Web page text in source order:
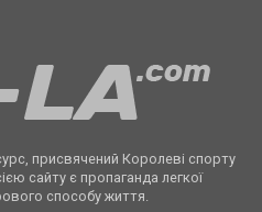
присвячений Королеві спорту
сайту є пропаганда легкої
способу життя.